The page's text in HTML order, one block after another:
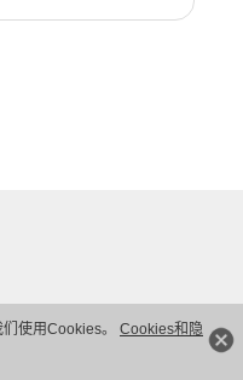
使用Cookies。 Cookies和隐